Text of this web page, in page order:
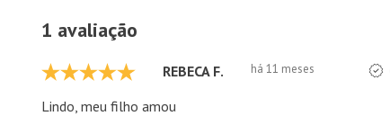
1 avaliação
REBECA F. há 11 meses
Lindo, meu filho amou